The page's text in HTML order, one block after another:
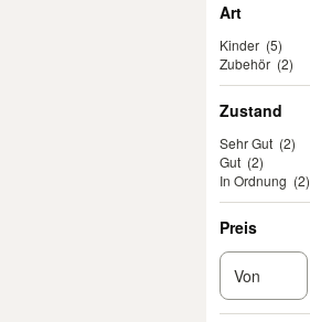
Art
Kinder (5)
Zubehör (2)
Zustand
Sehr Gut (2)
Gut (2)
In Ordnung (2)
Preis